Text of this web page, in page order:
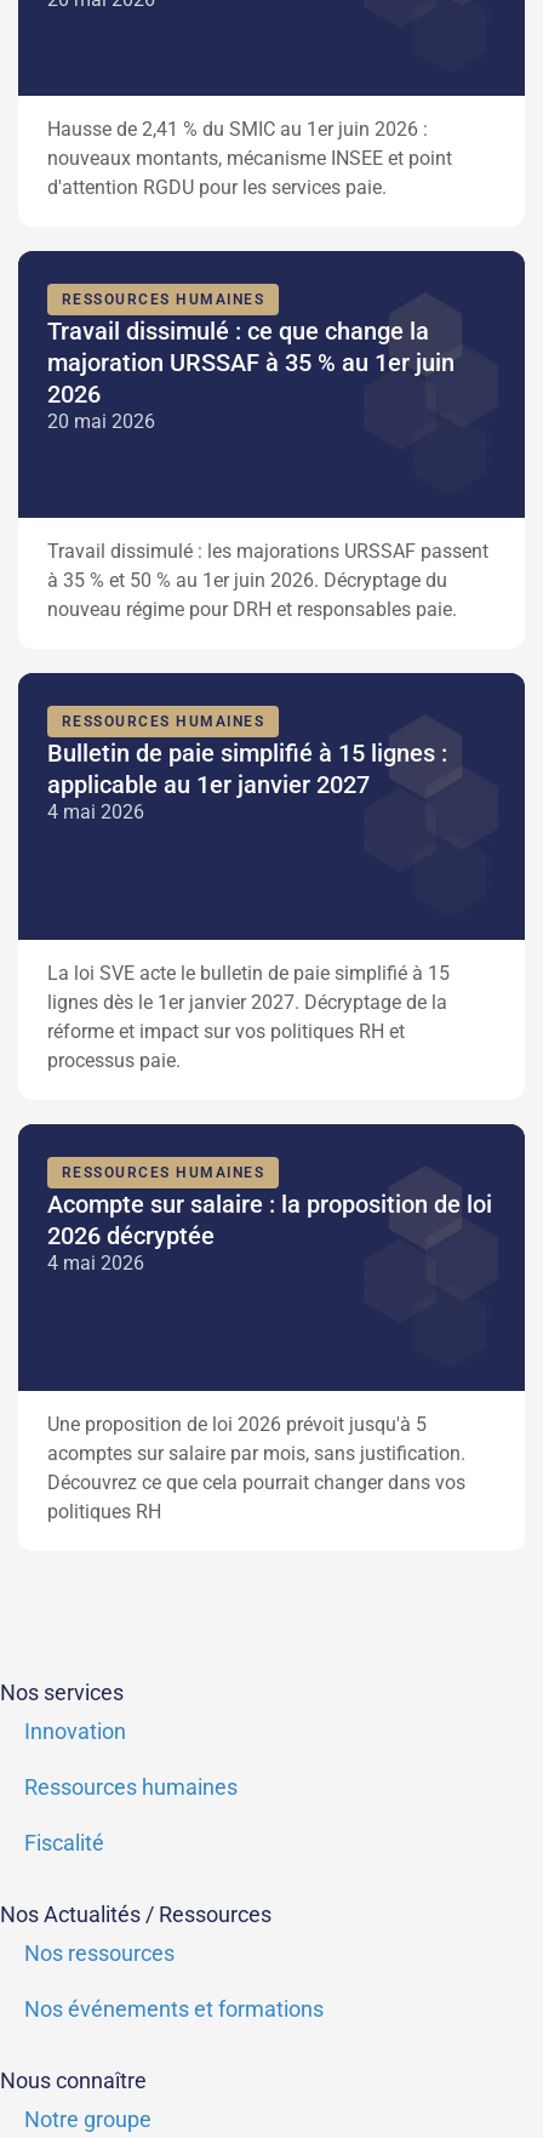
Hausse de 2,41 % du SMIC au 1er juin 2026 :
nouveaux montants, mécanisme INSEE et point
d'attention RGDU pour les services paie.
RESSOURCES HUMAINES
Travail dissimulé : ce que change la
majoration URSSAF à 35 % au 1er juin
2026
20 mai 2026
Travail dissimulé : les majorations URSSAF passent
à 35 % et 50 % au 1er juin 2026. Décryptage du
nouveau régime pour DRH et responsables paie.
RESSOURCES HUMAINES
Bulletin de paie simplifié à 15 lignes :
applicable au 1er janvier 2027
4 mai 2026
La loi SVE acte le bulletin de paie simplifié à 15
lignes dès le 1er janvier 2027. Décryptage de la
réforme et impact sur vos politiques RH et
processus paie.
RESSOURCES HUMAINES
Acompte sur salaire : la proposition de loi
2026 décryptée
4 mai 2026
Une proposition de loi 2026 prévoit jusqu'à 5
acomptes sur salaire par mois, sans justification.
Découvrez ce que cela pourrait changer dans vos
politiques RH
Nos services
Innovation
Ressources humaines
Fiscalité
Nos Actualités / Ressources
Nos ressources
Nos événements et formations
Nous connaître
Notre groupe